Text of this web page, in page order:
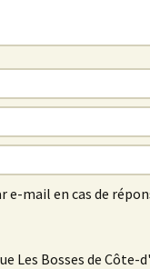
e-mail en cas de
Les Bosses de Côte-